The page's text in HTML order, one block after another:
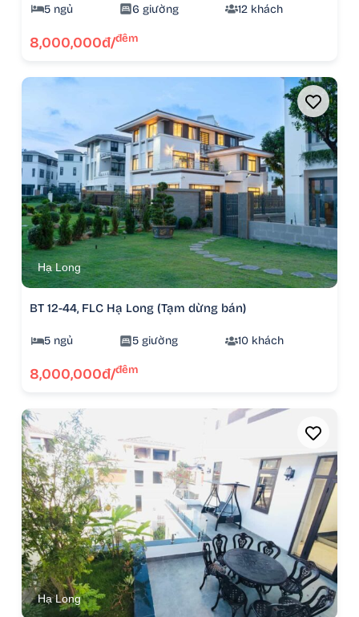
5 ngủ 6 giường 12 khách
8,000,000đ/đêm
Hạ Long
BT 12-44, FLC Hạ Long (Tạm dừng bán)
5 ngủ 5 giường 10 khách
8,000,000đ/đêm
Hạ Long